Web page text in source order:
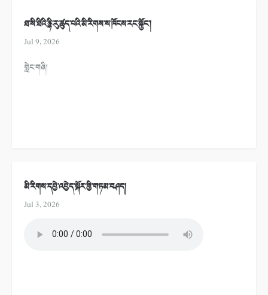
ཐ་སི་ཐིའི་རྙི་རུ་ཚུད་པའི་མི་རིགས་ས་ཁོངས་རང་སྐྱོང་།
Jul 9, 2026
གླེང་གཞི།
མི་རིགས་དབྱེ་འབྱེད་སྐོར་གྱི་གཏམ་བཤད།
Jul 3, 2026